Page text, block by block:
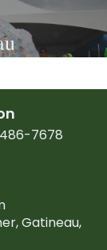
7678
Gatineau,